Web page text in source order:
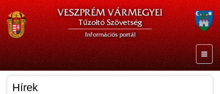
VESZPRÉM VÁRMEGYEI
Tűzoltó Szövetség
Információs portál
Hírek